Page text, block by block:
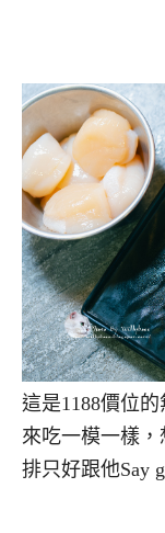
這是1188價位
來吃一模一樣
排只好跟他Say